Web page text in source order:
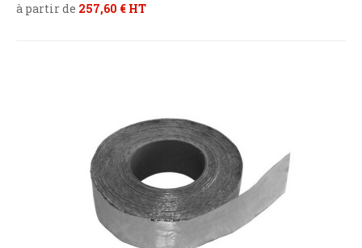
à partir de 257,60 € HT